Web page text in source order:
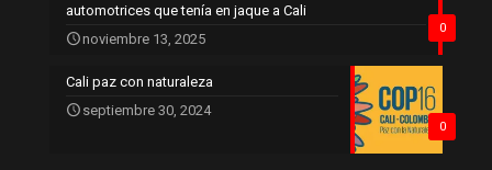
0
automotrices que tenía en jaque a Cali
noviembre 13, 2025
0
Cali paz con naturaleza
septiembre 30, 2024